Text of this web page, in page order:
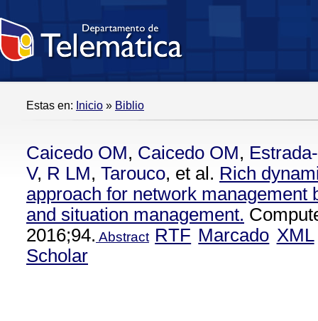
Estas en: Inicio » Biblio
Caicedo OM, Caicedo OM,
V, R LM, Tarouco, et al. Rich
approach for network management
and situation management.
2016;94. Abstract RTF Marcado XML
Scholar